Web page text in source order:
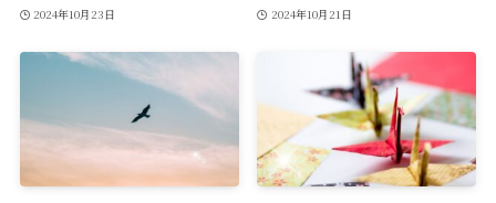
2024年10月23日 2024年10月21日